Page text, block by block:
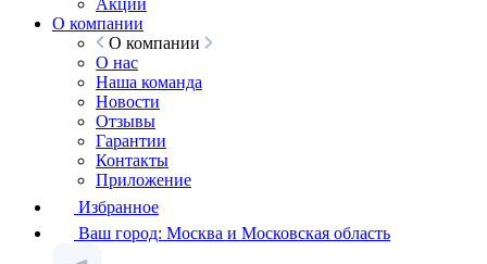
Акции
О компании
О компании
О нас
Наша команда
Новости
Отзывы
Гарантии
Контакты
Приложение
Избранное
Ваш город: Москва и Московская область